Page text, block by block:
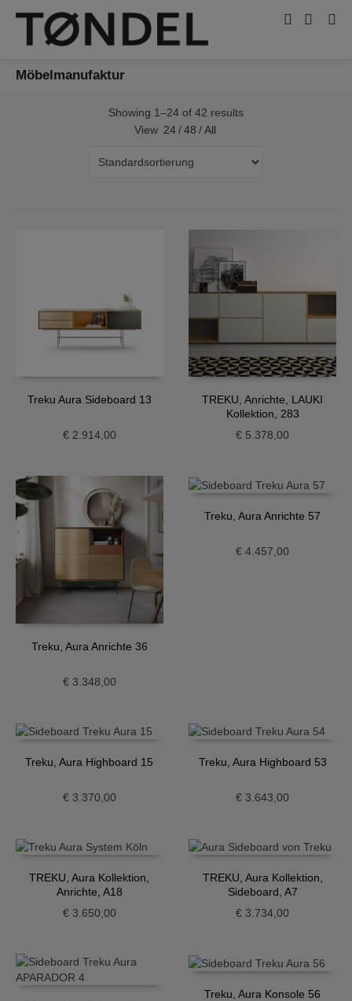
Möbelmanufaktur
Showing 1–24 of 42 results
View 24 / 48 / All
Treku Aura Sideboard 13
€2.914,00
TREKU, Anrichte, LAUKI
Kollektion, 283
€ 5.378,00
Treku, Aura Anrichte 36
€3.348,00
Treku, Aura Anrichte 57
€ 4.457,00
Treku, Aura Highboard 15
€3.370,00
Treku, Aura Highboard 53
€ 3.643,00
TREKU, Aura Kollektion,
Anrichte, A18
€3.650,00
TREKU, Aura Kollektion,
Sideboard, A7
€ 3.734,00
Treku, Aura Konsole 56